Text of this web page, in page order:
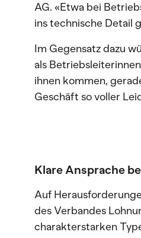
AG. «Etwa bei
ins technische Detail
Im Gegensatz dazu
als
ihnen kommen,
Geschäft so voller
Klare Ansprache
Auf
des Verbandes
charakterstarken